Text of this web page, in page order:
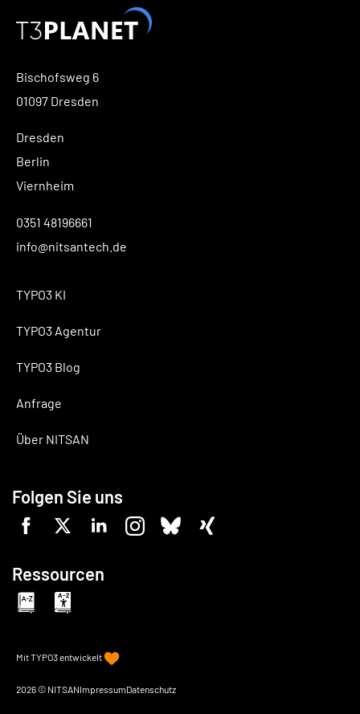
Bischofsweg 6
01097 Dresden
Dresden
Berlin
Viernheim
0351 48196661
info@nitsantech.de
TYPO3 KI
TYPO3 Agentur
TYPO3 Blog
Anfrage
Über NITSAN
Folgen Sie uns
Ressourcen
MitTYPO3entwickelt
2026 © NITSANImpressumDatenschutz